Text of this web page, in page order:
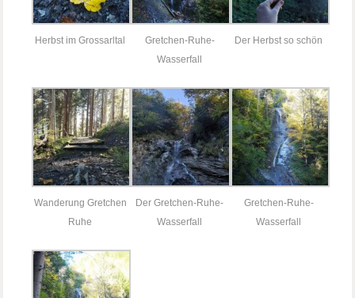
Herbst im Grossarltal
Gretchen-Ruhe-
Wasserfall
Der Herbst so schön
Wanderung Gretchen
Ruhe
Der Gretchen-Ruhe-
Wasserfall
Gretchen-Ruhe-
Wasserfall